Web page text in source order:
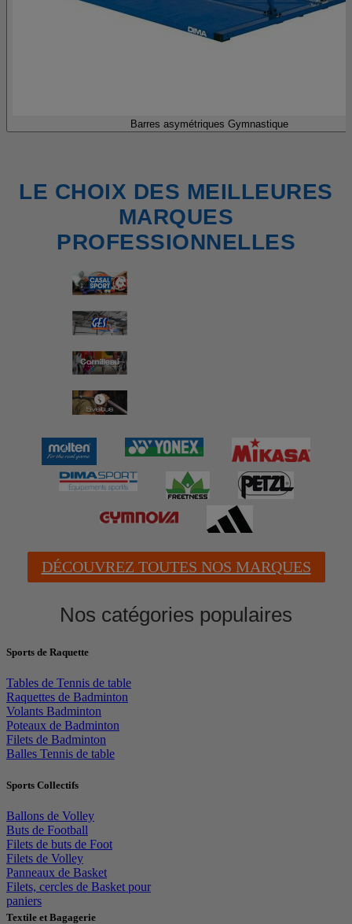
Barres asymétriques Gymnastique
LE CHOIX DES MEILLEURES
MARQUES
PROFESSIONNELLES
DÉCOUVREZ TOUTES NOS MARQUES
Nos catégories populaires
Sports de Raquette
Tables de Tennis de table
Raquettes de Badminton
Volants Badminton
Poteaux de Badminton
Filets de Badminton
Balles Tennis de table
Sports Collectifs
Ballons de Volley
Buts de Football
Filets de buts de Foot
Filets de Volley
Panneaux de Basket
Filets, cercles de Basket pour
paniers
Textile et Bagagerie